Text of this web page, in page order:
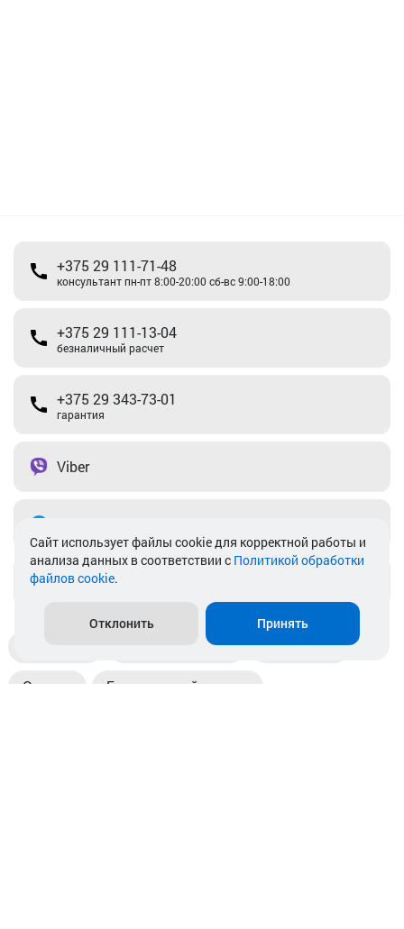
+375 29 111-71-48
консультант пн-пт 8:00-20:00 сб-вс 9:00-18:00
+375 29 111-13-04
безналичный расчет
+375 29 343-73-01
гарантия
Viber
info@akkamulik.by
Пункты выдачи Магазины
Оплата Безналичный расчет
Cайт использует файлы cookie для корректной работы и
анализа данных в соответствии с Политикой обработки
файлов cookie.
Отклонить Принять